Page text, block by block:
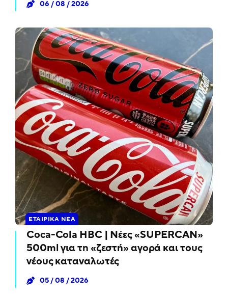
06 / 08 / 2026
ΕΤΑΙΡΙΚΆ ΝΈΑ
Coca-Cola HBC | Νέες «SUPERCAN»
500ml για τη «ζεστή» αγορά και τους
νέους καταναλωτές
05 / 08 / 2026